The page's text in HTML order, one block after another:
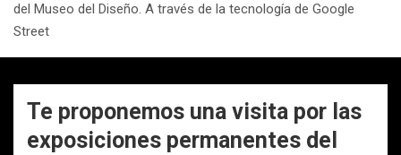
del Museo del Diseño. A través de la tecnología de Google
Street
Te proponemos una visita por las
exposiciones permanentes del